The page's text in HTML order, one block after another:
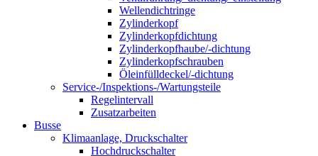
Wellendichtringe
Zylinderkopf
Zylinderkopfdichtung
Zylinderkopfhaube/-dichtung
Zylinderkopfschrauben
Öleinfülldeckel/-dichtung
Service-/Inspektions-/Wartungsteile
Regelintervall
Zusatzarbeiten
Busse
Klimaanlage, Druckschalter
Hochdruckschalter